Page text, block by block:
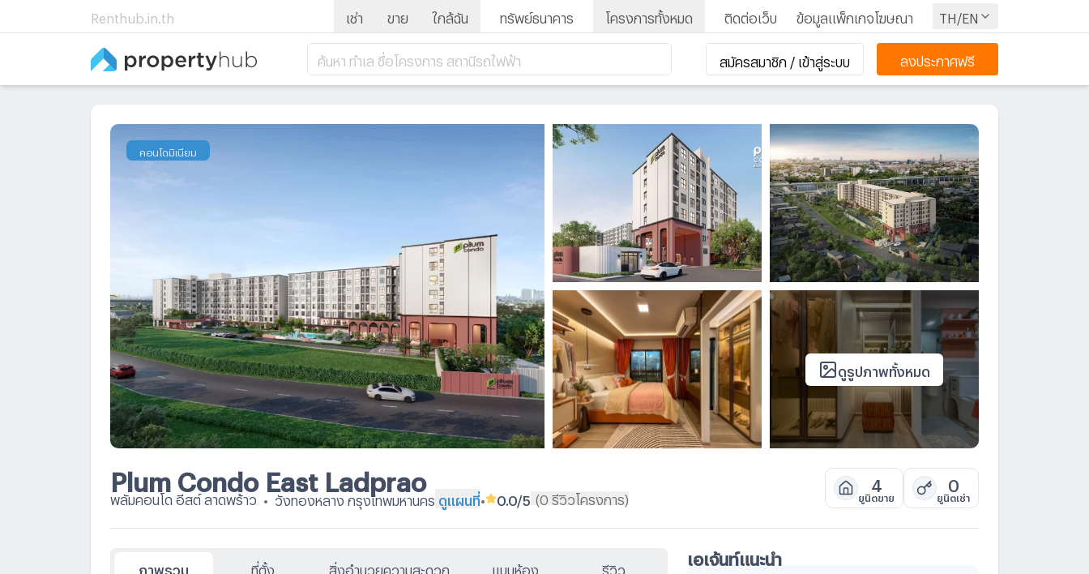
Renthub.in.th เช่า ขาย ใกล้ฉัน ทรัพย์ธนาคาร โครงการทั้งหมด ติดต่อเว็บ ข้อมูลแพ็กเกจโฆษณา TH/EN
ค้นหา ทำเล ชื่อโครงการ สถานีรถไฟฟ้า สมัครสมาชิก / เข้าสู่ระบบ ลงประกาศฟรี
ดูรูปภาพทั้งหมด
คอนโดมิเนียม
Plum Condo East Ladprao
พลัมคอนโด อีสต์ ลาดพร้าว • วังทองหลาง กรุงเทพมหานคร ดูแผนที่• 0.0/5 (0 รีวิวโครงการ)
4
ยูนิตขาย
0
ยูนิตเช่า
ภาพรวม ที่ตั้ง สิ่งอำนวยความสะดวก แบบห้อง รีวิว
เอเจ้นท์แนะนำ